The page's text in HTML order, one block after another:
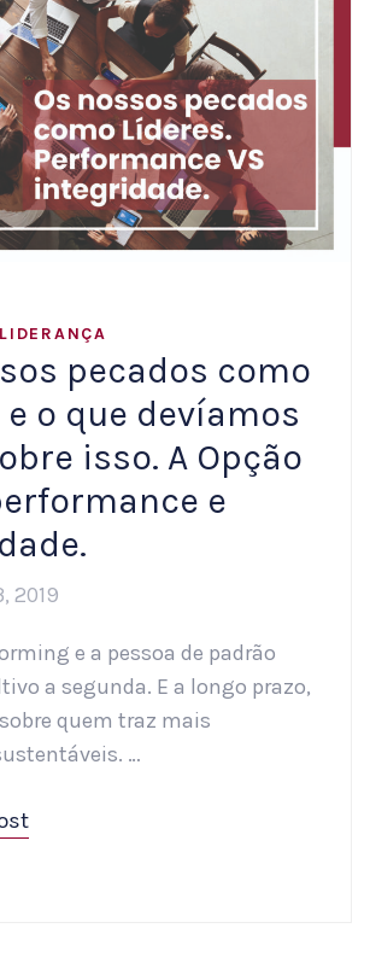
LIDERANÇA
pecados como
o que devíamos
isso. A Opção
e
2019
e a pessoa de padrão
a segunda. E a longo prazo,
quem traz mais
…